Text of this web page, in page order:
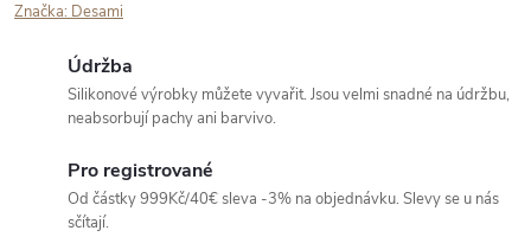
Značka: Desami
Údržba
Silikonové výrobky můžete vyvařit. Jsou velmi snadné na údržbu,
neabsorbují pachy ani barvivo.
Pro registrované
Od částky 999Kč/40€ sleva -3% na objednávku. Slevy se u nás
sčítají.